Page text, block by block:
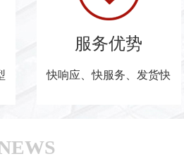
服务优势
快响应、快服务、发货快